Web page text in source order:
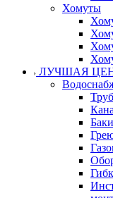
Хомуты
ЛУЧШАЯ